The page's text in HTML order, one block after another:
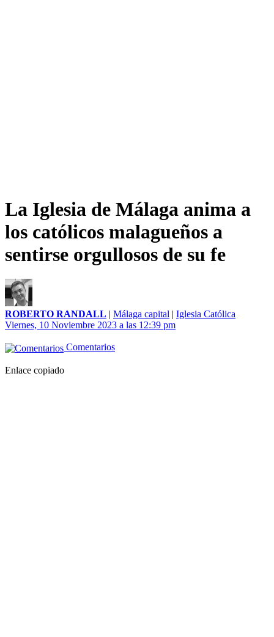
La Iglesia de Málaga anima a
los católicos malagueños a
sentirse orgullosos de su fe
ROBERTO RANDALL | Málaga capital | Iglesia Católica
Viernes, 10 Noviembre 2023 a las 12:39 pm
Comentarios
Enlace copiado